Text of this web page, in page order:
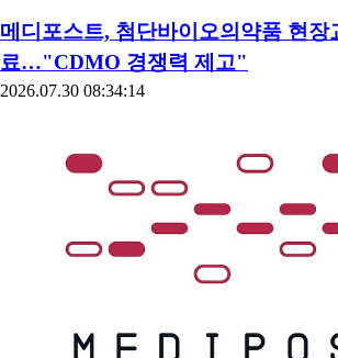
메디포스트, 첨단바이오의약품 현장
료…"CDMO 경쟁력 제고"
2026.07.30 08:34:14